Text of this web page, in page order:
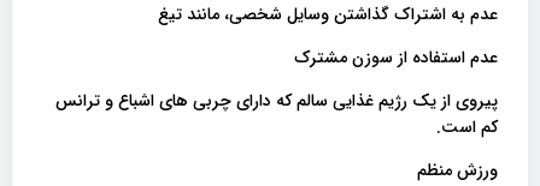
عدم به اشتراک گذاشتن وسایل شخصی، مانند تیغ
عدم استفاده از سوزن مشترک
پیروی از یک رژیم غذایی سالم که دارای چربی های اشباع و ترانس
کم است.
ورزش منظم